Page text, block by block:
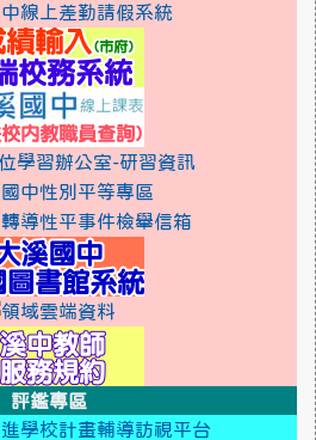
link to http://
link to https://
link to https://
link to https://
link to http://
link to
link to
link to
link to http://
link to https://
link to https://
link to http://
link to
link to
link to https://
link to https://
link to https://
評鑑專區
link to
link to